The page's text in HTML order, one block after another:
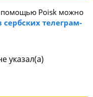
помощью Poisk можно
телеграм-
указал(а)